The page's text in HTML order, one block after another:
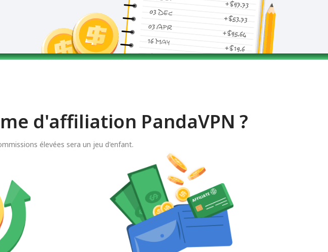
d'affiliation PandaVPN ?
élevées sera un jeu d'enfant.